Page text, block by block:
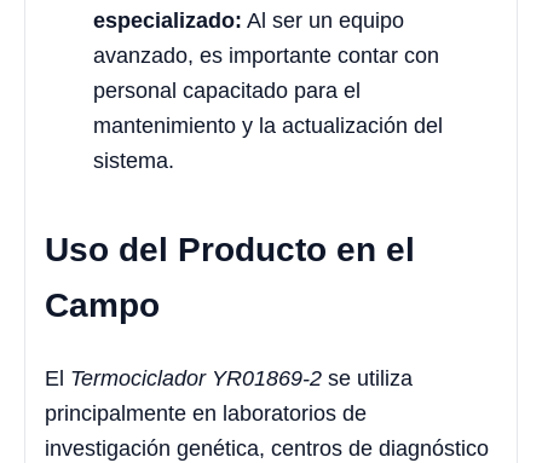
especializado: Al ser un equipo
avanzado, es importante contar con
personal capacitado para el
mantenimiento y la actualización del
sistema.
Uso del Producto en el
Campo
El Termociclador YR01869-2 se utiliza
principalmente en laboratorios de
investigación genética, centros de diagnóstico